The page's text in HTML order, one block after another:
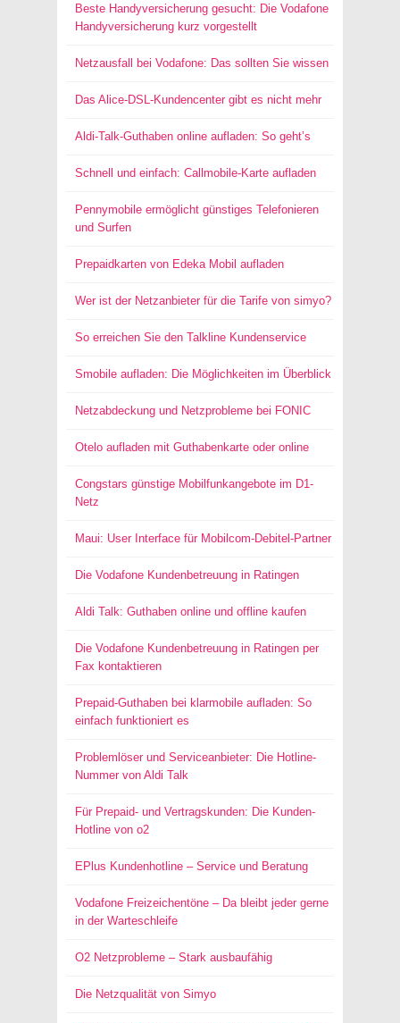
Beste Handyversicherung gesucht: Die Vodafone
Handyversicherung kurz vorgestellt
Netzausfall bei Vodafone: Das sollten Sie wissen
Das Alice-DSL-Kundencenter gibt es nicht mehr
Aldi-Talk-Guthaben online aufladen: So geht’s
Schnell und einfach: Callmobile-Karte aufladen
Pennymobile ermöglicht günstiges Telefonieren
und Surfen
Prepaidkarten von Edeka Mobil aufladen
Wer ist der Netzanbieter für die Tarife von simyo?
So erreichen Sie den Talkline Kundenservice
Smobile aufladen: Die Möglichkeiten im Überblick
Netzabdeckung und Netzprobleme bei FONIC
Otelo aufladen mit Guthabenkarte oder online
Congstars günstige Mobilfunkangebote im D1-
Netz
Maui: User Interface für Mobilcom-Debitel-Partner
Die Vodafone Kundenbetreuung in Ratingen
Aldi Talk: Guthaben online und offline kaufen
Die Vodafone Kundenbetreuung in Ratingen per
Fax kontaktieren
Prepaid-Guthaben bei klarmobile aufladen: So
einfach funktioniert es
Problemlöser und Serviceanbieter: Die Hotline-
Nummer von Aldi Talk
Für Prepaid- und Vertragskunden: Die Kunden-
Hotline von o2
EPlus Kundenhotline – Service und Beratung
Vodafone Freizeichentöne – Da bleibt jeder gerne
in der Warteschleife
O2 Netzprobleme – Stark ausbaufähig
Die Netzqualität von Simyo